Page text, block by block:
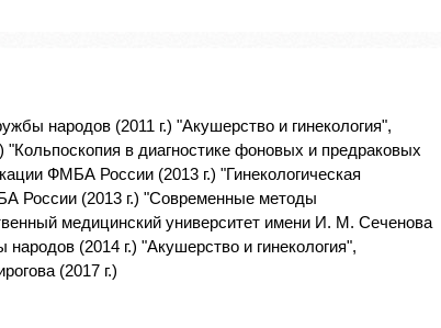
народов (2011 г.) "Акушерство и гинекология",
в диагностике фоновых и предраковых
ФМБА России (2013 г.) "Гинекологическая
России (2013 г.) "Современные методы
медицинский университет имени И. М. Сеченова
(2014 г.) "Акушерство и гинекология",
(2017 г.)